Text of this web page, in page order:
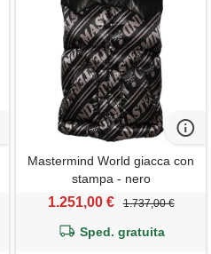
Mastermind World giacca con
stampa - nero
1.251,00 € 1.737,00 €
Sped. gratuita